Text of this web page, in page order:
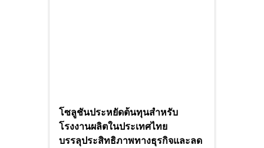
โซลูชันประหยัดต้นทุนสำหรับ
โรงงานผลิตในประเทศไทย
บรรลุประสิทธิภาพทางธุรกิจและลด